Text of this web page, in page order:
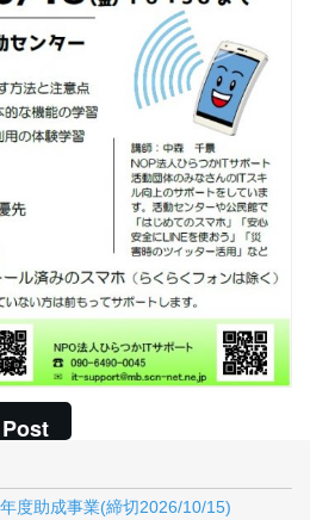
Post
度助成事業(締切2026/10/15)